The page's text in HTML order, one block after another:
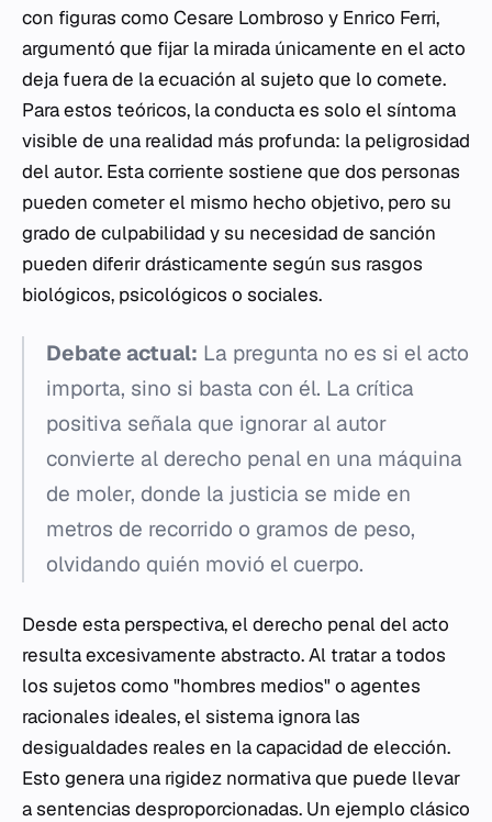
con figuras como Cesare Lombroso y Enrico Ferri,
argumentó que fijar la mirada únicamente en el acto
deja fuera de la ecuación al sujeto que lo comete.
Para estos teóricos, la conducta es solo el síntoma
visible de una realidad más profunda: la peligrosidad
del autor. Esta corriente sostiene que dos personas
pueden cometer el mismo hecho objetivo, pero su
grado de culpabilidad y su necesidad de sanción
pueden diferir drásticamente según sus rasgos
biológicos, psicológicos o sociales.
Debate actual: La pregunta no es si el acto
importa, sino si basta con él. La crítica
positiva señala que ignorar al autor
convierte al derecho penal en una máquina
de moler, donde la justicia se mide en
metros de recorrido o gramos de peso,
olvidando quién movió el cuerpo.
Desde esta perspectiva, el derecho penal del acto
resulta excesivamente abstracto. Al tratar a todos
los sujetos como "hombres medios" o agentes
racionales ideales, el sistema ignora las
desigualdades reales en la capacidad de elección.
Esto genera una rigidez normativa que puede llevar
a sentencias desproporcionadas. Un ejemplo clásico